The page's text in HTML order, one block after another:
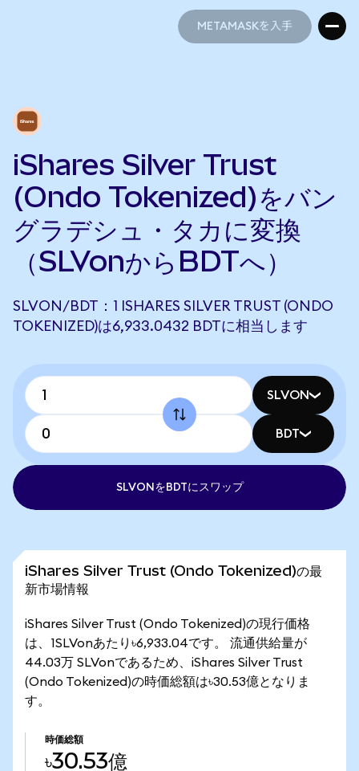
METAMASKを入手
iShares Silver Trust
(Ondo Tokenized)をバン
グラデシュ・タカに変換
（SLVonからBDTへ）
SLVON/BDT：1 ISHARES SILVER TRUST (ONDO
TOKENIZED)は6,933.0432 BDTに相当します
SLVON
BDT
SLVONをBDTにスワップ
iShares Silver Trust (Ondo Tokenized)の最
新市場情報
iShares Silver Trust (Ondo Tokenized)の現行価格
は、1SLVonあたり৳6,933.04です。 流通供給量が
44.03万 SLVonであるため、iShares Silver Trust
(Ondo Tokenized)の時価総額は৳30.53億となりま
す。
時価総額
৳30.53億